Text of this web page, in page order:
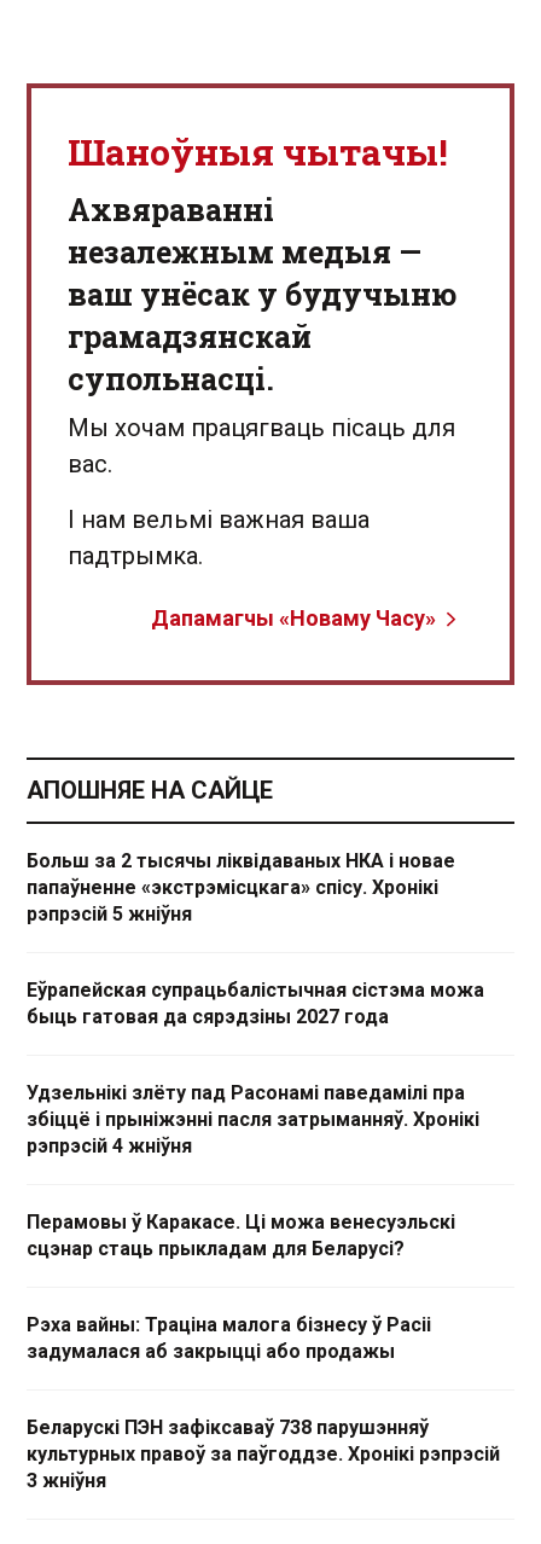
Шаноўныя чытачы!
Aхвяраванні
незалежным медыя —
ваш унёсак у будучыню
грамадзянскай
супольнасці.
Мы хочам працягваць пісаць для
вас.
І нам вельмі важная ваша
падтрымка.
Дапамагчы «Новаму Часу»
АПОШНЯЕ НА САЙЦЕ
Больш за 2 тысячы ліквідаваных НКА і новае
папаўненне «экстрэмісцкага» спісу. Хронікі
рэпрэсій 5 жніўня
Еўрапейская супрацьбалістычная сістэма можа
быць гатовая да сярэдзіны 2027 года
Удзельнікі злёту пад Расонамі паведамілі пра
збіццё і прыніжэнні пасля затрыманняў. Хронікі
рэпрэсій 4 жніўня
Перамовы ў Каракасе. Ці можа венесуэльскі
сцэнар стаць прыкладам для Беларусі?
Рэха вайны: Траціна малога бізнесу ў Расіі
задумалася аб закрыцці або продажы
Беларускі ПЭН зафіксаваў 738 парушэнняў
культурных правоў за паўгоддзе. Хронікі рэпрэсій
3 жніўня